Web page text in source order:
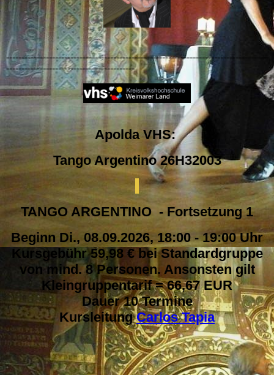
-------------------------------------------------------------------------------------
------------------------------------------
Apolda VHS:
Tango Argentino 26H32003
TANGO ARGENTINO - Fortsetzung 1
Beginn Di., 08.09.2026, 18:00 - 19:00 Uhr
Kursgebühr 59,98 € bei Standardgruppe
von mind. 8 Personen. Ansonsten gilt
Kleingruppentarif = 66,67 EUR
Dauer 10 Termine
KursleitungCarlos Tapia